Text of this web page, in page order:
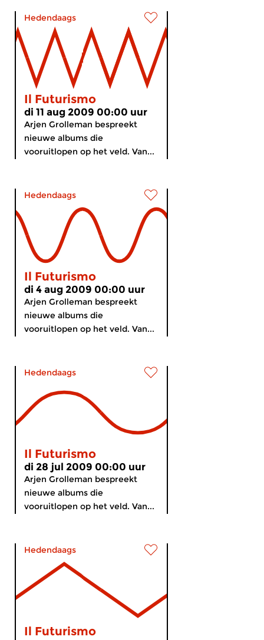
Hedendaags
Il Futurismo
di 11 aug 2009 00:00 uur
Arjen Grolleman bespreekt
nieuwe albums die
vooruitlopen op het veld. Van...
Hedendaags
Il Futurismo
di 4 aug 2009 00:00 uur
Arjen Grolleman bespreekt
nieuwe albums die
vooruitlopen op het veld. Van...
Hedendaags
Il Futurismo
di 28 jul 2009 00:00 uur
Arjen Grolleman bespreekt
nieuwe albums die
vooruitlopen op het veld. Van...
Hedendaags
Il Futurismo